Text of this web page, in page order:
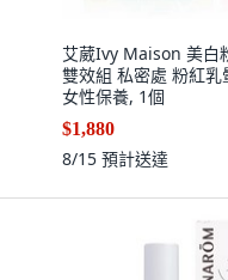
艾葳Ivy Maison 美白
雙效組 私密處 粉紅乳
女性保養, 1個
$1,880
8/15 預計送達